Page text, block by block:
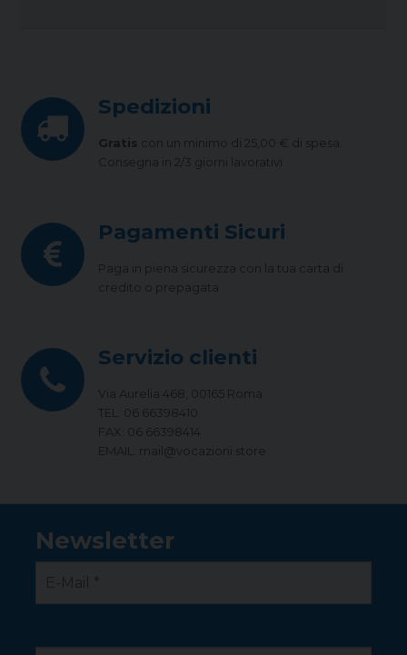
Spedizioni
Gratis con un minimo di 25,00 € di spesa.
Consegna in 2/3 giorni lavorativi
Pagamenti Sicuri
Paga in piena sicurezza con la tua carta di
credito o prepagata
Servizio clienti
Via Aurelia 468, 00165 Roma
TEL: 06 66398410
FAX: 06 66398414
EMAIL: mail@vocazioni.store
Newsletter